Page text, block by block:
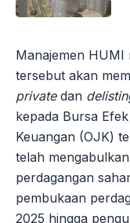
Manajemen HUMI
tersebut akan
privatedan
kepada Bursa
Keuangan (OJK)
telah
perdagangan
pembukaan
2025 hingga